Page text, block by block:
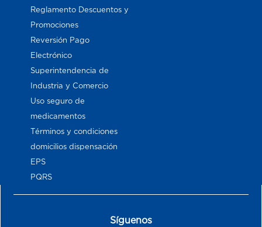
Reglamento Descuentos y
Promociones
Reversión Pago
Electrónico
Superintendencia de
Industria y Comercio
Uso seguro de
medicamentos
Términos y condiciones
domicilios dispensación
EPS
PQRS
Síguenos